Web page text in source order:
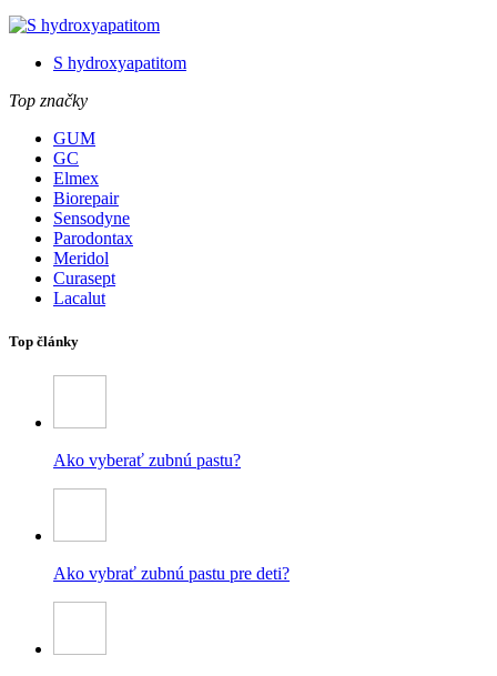
S hydroxyapatitom
Top značky
GUM
GC
Elmex
Biorepair
Sensodyne
Parodontax
Meridol
Curasept
Lacalut
Top články
Ako vyberať zubnú pastu?
Ako vybrať zubnú pastu pre deti?